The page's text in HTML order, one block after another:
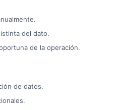
del dato.
de la operación.
de datos.